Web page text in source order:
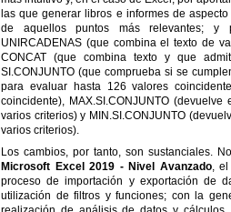
las que generar libros e informes de
de aquellos puntos más relevantes; y
UNIRCADENAS (que combina el texto de
CONCAT (que combina texto y que
SI.CONJUNTO (que comprueba si se
para evaluar hasta 126 valores
coincidente), MAX.SI.CONJUNTO
varios criterios) y MIN.SI.CONJUNTO
varios criterios).
Los cambios, por tanto, son sustanciales.
Microsoft Excel 2019 - Nivel Avanzado, el
proceso de importación y exportación de
utilización de filtros y funciones; con la